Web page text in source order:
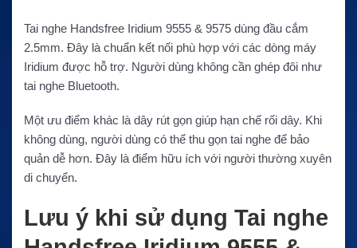
Tai nghe Handsfree Iridium 9555 & 9575 dùng đầu cắm
2.5mm. Đây là chuẩn kết nối phù hợp với các dòng máy
Iridium được hỗ trợ. Người dùng không cần ghép đôi như
tai nghe Bluetooth.
Một ưu điểm khác là dây rút gọn giúp hạn chế rối dây. Khi
không dùng, người dùng có thể thu gọn tai nghe để bảo
quản dễ hơn. Đây là điểm hữu ích với người thường xuyên
di chuyển.
Lưu ý khi sử dụng Tai nghe